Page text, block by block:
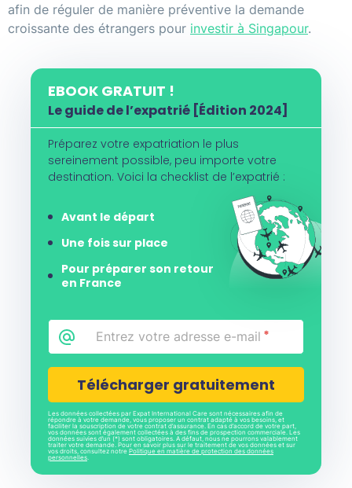
afin de réguler de manière préventive la demande
croissante des étrangers pour investir à Singapour.
EBOOK GRATUIT !
Le guide de l’expatrié [Édition 2024]
Préparez votre expatriation le plus
sereinement possible, peu importe votre
destination. Voici la checklist de l’expatrié :
Avant le départ
Une fois sur place
Pour préparer son retour
en France
Email
CAPTCHA
Les données collectées par Expat International Care sont nécessaires afin de
répondre à votre demande, vous proposer un contrat adapté à vos besoins, et
faciliter la souscription de votre contrat d’assurance. En cas d’accord de votre part,
vos données sont également collectées à des fins de prospection commerciale. Les
données suivies d’un (*) sont obligatoires. A défaut, nous ne pourrons valablement
traiter votre demande. Pour en savoir plus sur le traitement de vos données et sur
vos droits, consultez notre Politique en matière de protection des données
personnelles